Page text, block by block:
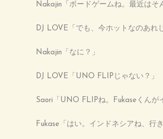
Nakajin「ボードゲームね。最近はそ
DJ LOVE「でも、今ホットなのあれ
Nakajin「なに？」
DJ LOVE「UNO FLIPじゃない？」
Saori「UNO FLIPね。Fukaseくんが
Fukase「はい。インドネシアね、行